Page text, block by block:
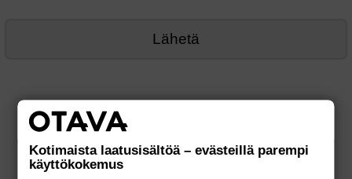
Kotimaista laatusisältöä – evästeillä parempi
käyttökokemus